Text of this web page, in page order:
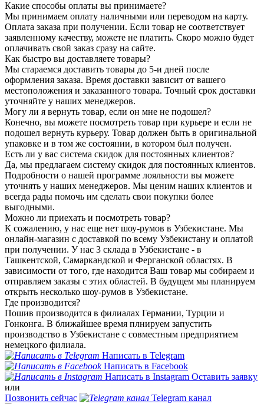
Какие способы оплаты вы принимаете?
Мы принимаем оплату наличными или переводом на карту.
Оплата заказа при получении. Если товар не соответствует
заявленному качеству, можете не платить. Скоро можно будет
оплачивать свой заказ сразу на сайте.
Как быстро вы доставляете товары?
Мы стараемся доставить товары до 5-и дней после
оформления заказа. Время доставки зависит от вашего
местоположения и заказанного товара. Точный срок доставки
уточняйте у наших менеджеров.
Могу ли я вернуть товар, если он мне не подошел?
Конечно, вы можете посмотреть товар при курьере и если не
подошел вернуть курьеру. Товар должен быть в оригинальной
упаковке и в том же состоянии, в котором был получен.
Есть ли у вас система скидок для постоянных клиентов?
Да, мы предлагаем систему скидок для постоянных клиентов.
Подробности о нашей программе лояльности вы можете
уточнять у наших менеджеров. Мы ценим наших клиентов и
всегда рады помочь им сделать свои покупки более
выгодными.
Можно ли приехать и посмотреть товар?
К сожалению, у нас еще нет шоу-румов в Узбекистане. Мы
онлайн-магазин с доставкой по всему Узбекистану и оплатой
при получении. У нас 3 склада в Узбекистане - в
Ташкентской, Самаркандской и Ферганской областях. В
зависимости от того, где находится Ваш товар мы собираем и
отправляем заказы с этих областей. В будущем мы планируем
открыть несколько шоу-румов в Узбекистане.
Где производится?
Пошив производится в филиалах Германии, Турции и
Гонконга. В ближайшее время плнируем запустить
производство в Узбекистане с совместным предприятием
немецкого филиала.
Написать в Telegram
Написать в Facebook
Написать в Instagram Оставить заявку
или
Позвонить сейчас
Telegram канал